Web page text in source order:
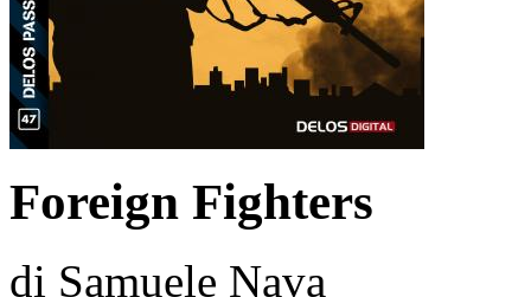
Foreign Fighters
di Samuele Nava